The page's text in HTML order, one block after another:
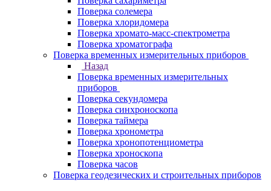
Поверка солемера
Поверка хлоридомера
Поверка хромато-масс-спектрометра
Поверка хроматографа
Поверка временных измерительных приборов
Назад
Поверка временных измерительных
приборов
Поверка секундомера
Поверка синхроноскопа
Поверка таймера
Поверка хронометра
Поверка хронопотенциометра
Поверка хроноскопа
Поверка часов
Поверка геодезических и строительных приборов